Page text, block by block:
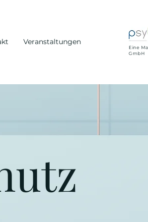
Veranstaltungen
Eine
GmbH